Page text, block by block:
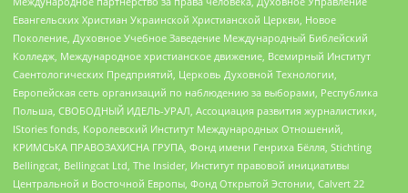
Евангельских Христиан Украинской Христианской Церкви, Новое
Поколение, Духовное Учебное Заведение Международный Библейский
Колледж, Международное христианское движение, Всемирный Институт
Саентологических Предприятий, Церковь Духовной Технологии,
Европейская сеть организаций по наблюдению за выборами, Республика
Польша, СВОБОДНЫЙ ИДЕЛЬ-УРАЛ, Ассоциация развития журналистики,
IStories fonds, Королевский Институт Международных Отношений,
КРИМСЬКА ПРАВОЗАХИСНА ГРУПА, Фонд имени Генриха Бёлля, Stichting
Bellingcat, Bellingcat Ltd, The Insider, Институт правовой инициативы
Центральной и Восточной Европы, Фонд Открытой Эстонии, Calvert 22